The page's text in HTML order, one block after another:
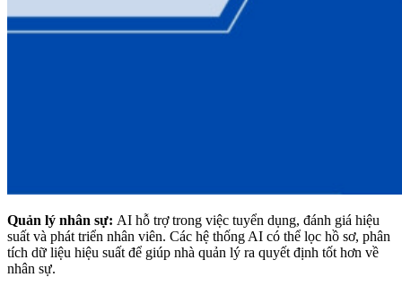
Quản lý nhân sự: AI hỗ trợ trong việc tuyển dụng, đánh giá hiệu
suất và phát triển nhân viên. Các hệ thống AI có thể lọc hồ sơ, phân
tích dữ liệu hiệu suất để giúp nhà quản lý ra quyết định tốt hơn về
nhân sự.